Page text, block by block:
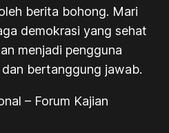
berita bohong. Mari
demokrasi yang sehat
menjadi pengguna
bertanggung jawab.
– Forum Kajian